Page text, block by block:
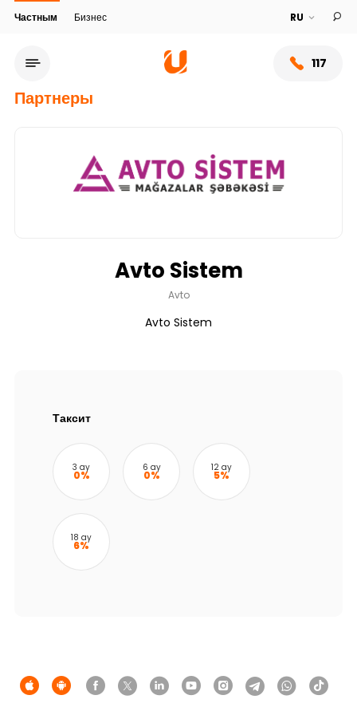
Частным Бизнес
117
Сеть обслуживания
О банке
Тарифы
Кадровые ресурсы
Партнеры
Avto Sistem
Avto
Avto Sistem
Таксит
3 ay
0%
6 ay
0%
12 ay
5%
18 ay
6%